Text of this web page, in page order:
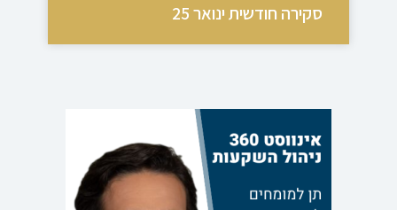
סקירה חודשית ינואר 25